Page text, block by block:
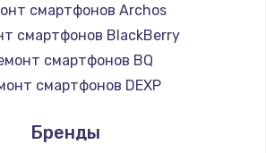
драйверов
875 руб.
Заказать
Замена вебкамеры
смартфонов Archos
смартфонов BlackBerry
смартфонов BQ
смартфонов DEXP
смартфонов Ginzzu
Бренды